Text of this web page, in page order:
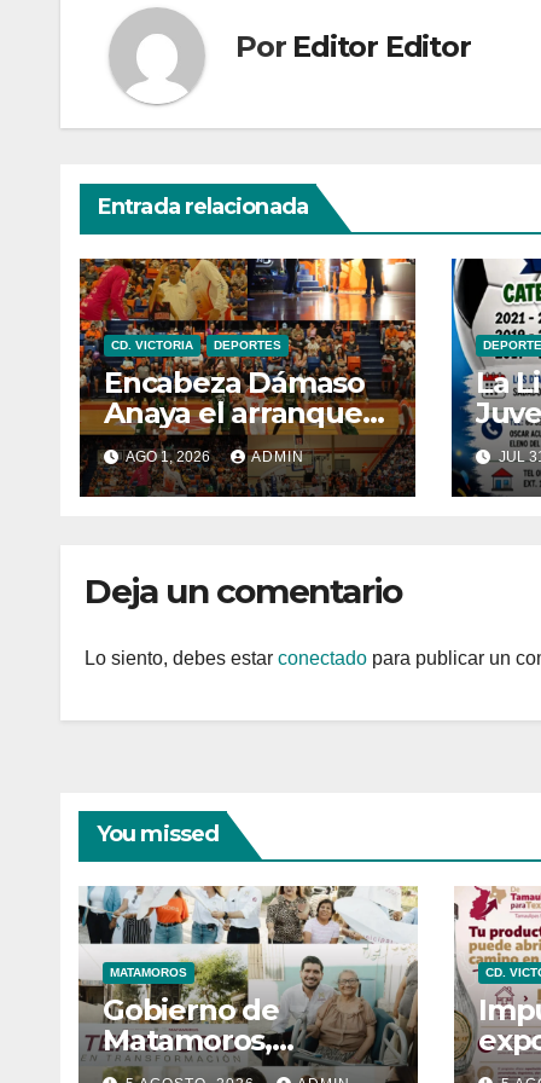
Por Editor Editor
Entrada relacionada
CD. VICTORIA DEPORTES
Encabeza Dámaso
Anaya el arranque
de la serie inaugural
del Corre basket
UAT en la LNBP
AGO 1, 2026 ADMIN
La
teJUL
Deja un comentario
Lo siento, debes estar conectado para publicar un
You missed
MATAMOROS
Gobierno de
Matamoros,
mantiene intenso
CD.